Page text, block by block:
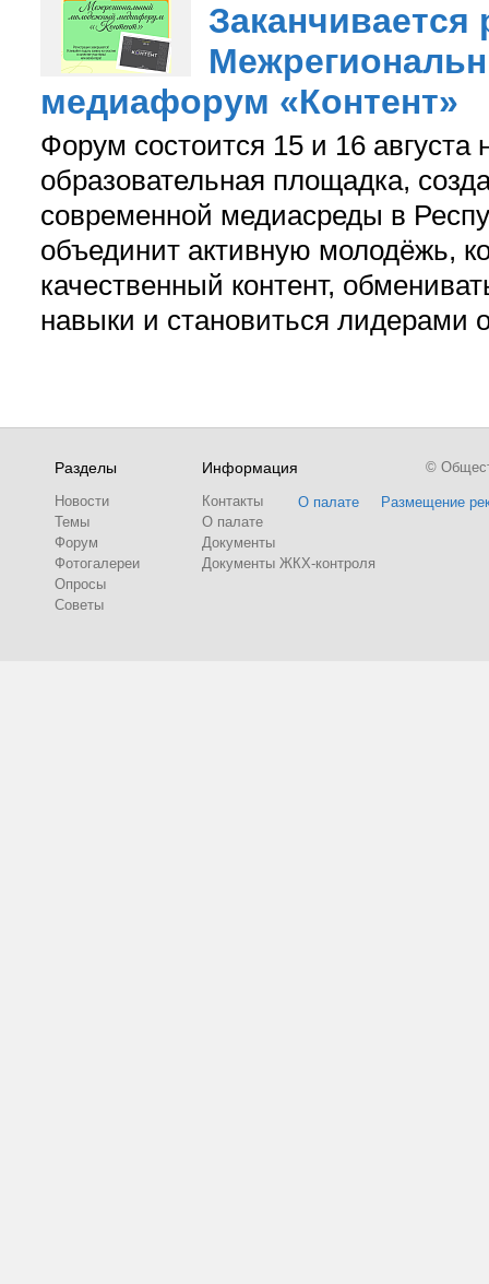
Заканчивается
медиафорум «Контент»
Форум состоится 15 и 16
образовательная площадка,
современной медиасреды в
объединит активную молодёжь,
качественный контент,
навыки и становиться лидерами
Разделы
Новости
Темы
Форум
Фотогалереи
Опросы
Советы
Информация
Контакты
О палате
Документы
Документы ЖКХ-контроля
О палате Размещение
©